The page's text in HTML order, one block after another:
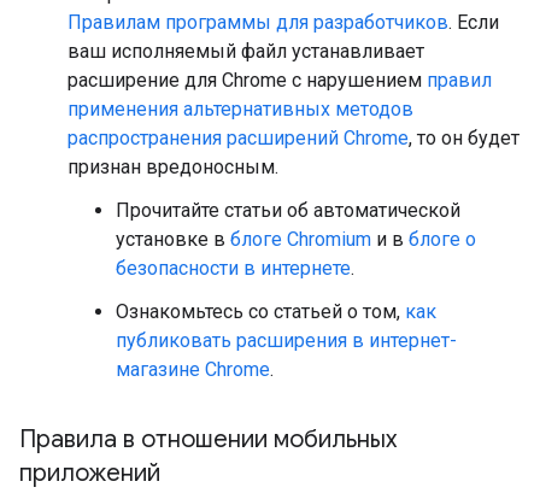
Правилам программы для разработчиков. Если
ваш исполняемый файл устанавливает
расширение для Chrome с нарушением правил
применения альтернативных методов
распространения расширений Chrome, то он будет
признан вредоносным.
Прочитайте статьи об автоматической
установке в блоге Chromium и в блоге о
безопасности в интернете.
Ознакомьтесь со статьей о том, как
публиковать расширения в интернет-
магазине Chrome.
Правила в отношении мобильных
приложений